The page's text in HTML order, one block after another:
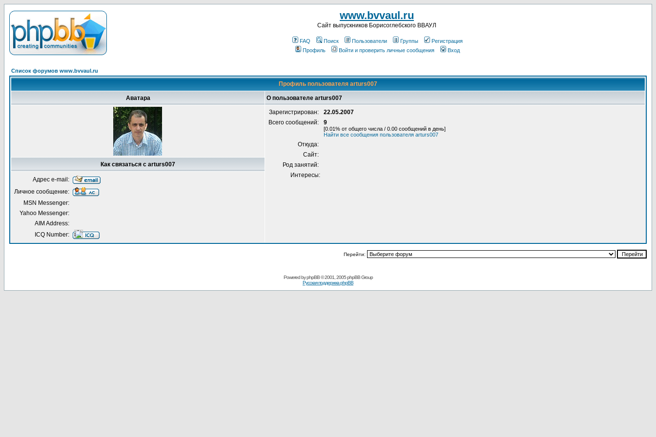
www.bvvaul.ru
Cайт выпускников Борисоглебского ВВАУЛ
FAQ Поиск Пользователи Группы
Регистрация
Профиль
Войти и проверить личные сообщения Вход
Список форумов www.bvvaul.ru
Профиль пользователя arturs007
Аватара О пользователе arturs007
Зарегистрирован:
22.05.2007
Всего сообщений:
9
[0.01% от общего числа / 0.00 сообщений в день]
Найти все сообщения пользователя arturs007
Откуда:
Сайт:
Род занятий:
Интересы:
Как связаться с arturs007
Адрес e-mail:
Личное сообщение:
MSN Messenger:
Yahoo Messenger:
AIM Address:
ICQ Number:
Перейти:
Powered byphpBB© 2001, 2005 phpBB Group
Русская поддержка phpBB